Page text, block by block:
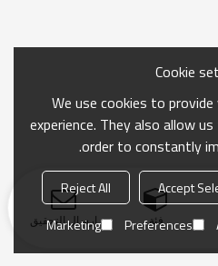
فئة ارسال التحقيق
Cookie
We use cookies to
experience. They also allow
order to constantly
Accept
Reject All
Preferences
Marketing